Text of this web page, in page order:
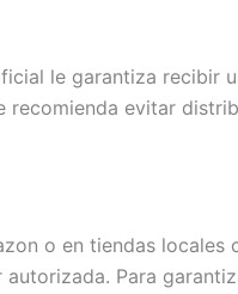
le garantiza recibir
recomienda evitar
o en tiendas locales
Para